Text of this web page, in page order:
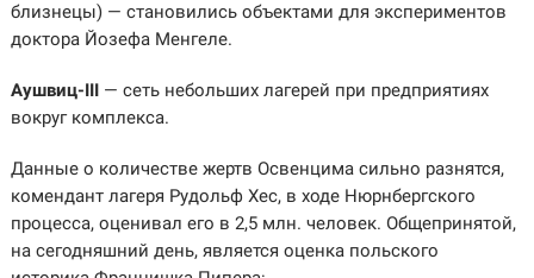
близнецы) — становились объектами для экспериментов
доктора Йозефа Менгеле.
Аушвиц-III— сеть небольших лагерей при предприятиях
вокруг комплекса.
Данные о количестве жертв Освенцима сильно разнятся,
комендант лагеря Рудольф Хес, в ходе Нюрнбергского
процесса, оценивал его в 2,5 млн. человек. Общепринятой,
на сегодняшний день, является оценка польского